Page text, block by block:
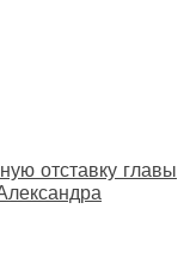
отставку главы